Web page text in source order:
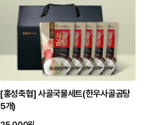
[홍성축협] 사골국물세트(한우사골곰탕
5개)